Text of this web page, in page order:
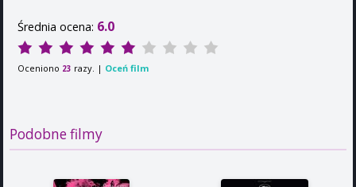
Średnia ocena: 6.0
Oceniono 23 razy. | Oceń film
Podobne filmy